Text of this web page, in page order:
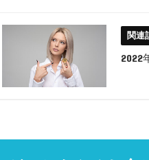
2022